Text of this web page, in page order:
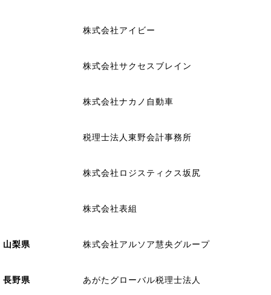
株式会社アイビー
株式会社サクセスブレイン
株式会社ナカノ自動車
税理士法人東野会計事務所
株式会社ロジスティクス坂尻
株式会社表組
山梨県 株式会社アルソア慧央グループ
長野県 あがたグローバル税理士法人